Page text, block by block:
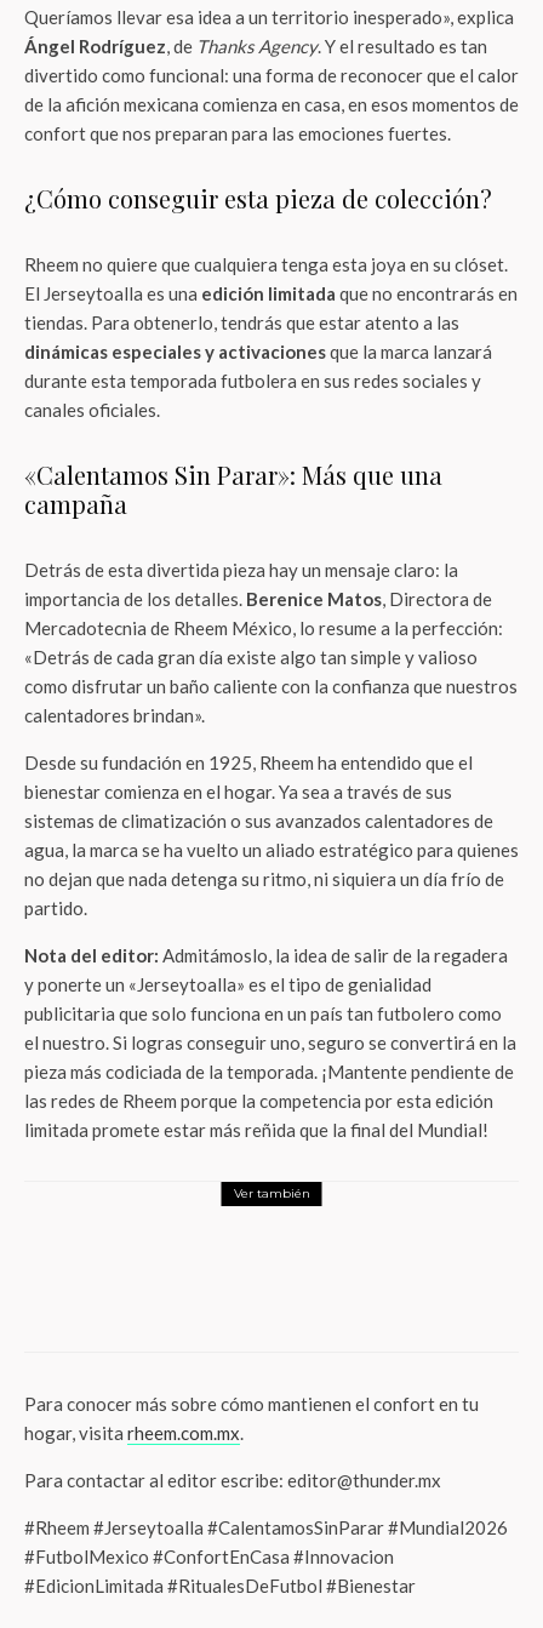
Queríamos llevar esa idea a un territorio inesperado», explica
Ángel Rodríguez, de Thanks Agency. Y el resultado es tan
divertido como funcional: una forma de reconocer que el calor
de la afición mexicana comienza en casa, en esos momentos de
confort que nos preparan para las emociones fuertes.
¿Cómo conseguir esta pieza de colección?
Rheem no quiere que cualquiera tenga esta joya en su clóset.
El Jerseytoalla es una edición limitada que no encontrarás en
tiendas. Para obtenerlo, tendrás que estar atento a las
dinámicas especiales y activacionesque la marca lanzará
durante esta temporada futbolera en sus redes sociales y
canales oficiales.
«Calentamos Sin Parar»: Más que una
campaña
Detrás de esta divertida pieza hay un mensaje claro: la
importancia de los detalles. Berenice Matos, Directora de
Mercadotecnia de Rheem México, lo resume a la perfección:
«Detrás de cada gran día existe algo tan simple y valioso
como disfrutar un baño caliente con la confianza que nuestros
calentadores brindan».
Desde su fundación en 1925, Rheem ha entendido que el
bienestar comienza en el hogar. Ya sea a través de sus
sistemas de climatización o sus avanzados calentadores de
agua, la marca se ha vuelto un aliado estratégico para quienes
no dejan que nada detenga su ritmo, ni siquiera un día frío de
partido.
Nota del editor: Admitámoslo, la idea de salir de la regadera
y ponerte un «Jerseytoalla» es el tipo de genialidad
publicitaria que solo funciona en un país tan futbolero como
el nuestro. Si logras conseguir uno, seguro se convertirá en la
pieza más codiciada de la temporada. ¡Mantente pendiente de
las redes de Rheem porque la competencia por esta edición
limitada promete estar más reñida que la final del Mundial!
Ver también
Para conocer más sobre cómo mantienen el confort en tu
hogar, visita rheem.com.mx.
Para contactar al editor escribe: editor@thunder.mx
#Rheem #Jerseytoalla #CalentamosSinParar #Mundial2026
#FutbolMexico #ConfortEnCasa #Innovacion
#EdicionLimitada #RitualesDeFutbol #Bienestar